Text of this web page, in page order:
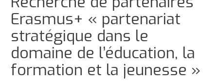
Erasmus+ « partenariat
stratégique dans le
domaine de l’éducation, la
formation et la jeunesse »